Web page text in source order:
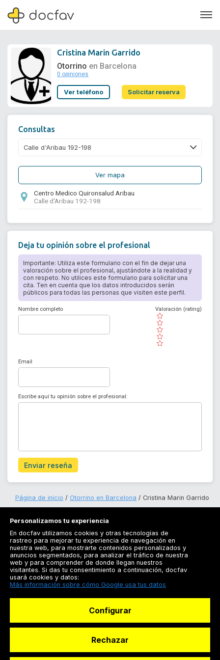
Soporte
Cristina Marin Garrido
Otorrino en Barcelona
0 opiniones
Ver teléfono Solicitar reserva
Consultas
Ver mapa
Centro Medico Quironsalud Aribau
Calle d'Aribau 192-198
Deja tu opinión sobre el profesional
Importante: Utiliza este formulario con el fin de dejar una
valoración sobre el profesional, ajustándote a la realidad y
con respeto. No utilices este formulario para solicitar una
cita. Ten en cuenta que los datos introducidos serán
públicos para todas las personas que visiten este perfil.
Nombre completo
( )
( )
( )
( )
( )
Valoración (rating)
Email
Escribe aquí tu opinión sobre el profesional:
Enviar reseña
Página de inicio Otorrino en Barcelona Cristina Marin Garrido
Registrarse
Docfav
Personalizamos tu experiencia
En docfav utilizamos cookies y otras tecnologías de
rastreo para mejorar tu experiencia de navegación en
nuestra web, para mostrarte contenidos personalizados y
anuncios segmentados, para analizar el tráfico de nuestra
web y para comprender de donde llegan nuestros
visitantes. Si das tu consentimiento a continuación, docfav
usará cookies y datos:
Más información sobre cómo Google usa tus datos
Configurar
Rechazar